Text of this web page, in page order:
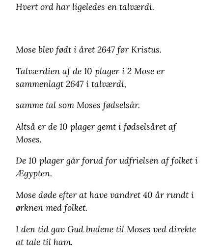
Hvert ord har ligeledes en talværdi.
Mose blev født i året 2647 før Kristus.
Talværdien af de 10 plager i 2 Mose er
sammenlagt 2647 i talværdi,
samme tal som Moses fødselsår.
Altså er de 10 plager gemt i fødselsåret af
Moses.
De 10 plager går forud for udfrielsen af folket i
Ægypten.
Mose døde efter at have vandret 40 år rundt i
ørknen med folket.
I den tid gav Gud budene til Moses ved direkte
at tale til ham.